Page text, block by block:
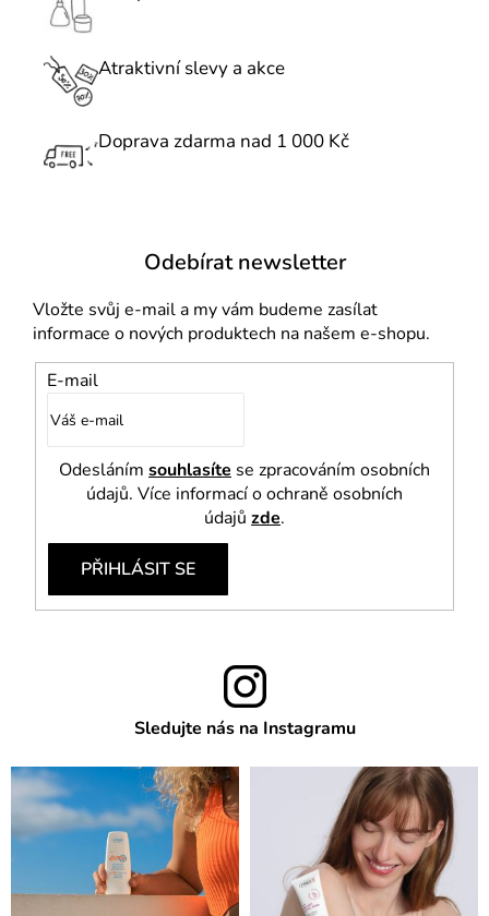
y
p
Atraktivní slevy a akce
Doprava zdarma nad 1 000 Kč
Odebírat newsletter
Vložte svůj e-mail a my vám budeme zasílat
informace o nových produktech na našem e-shopu.
E-mail
Odesláním souhlasíte se zpracováním osobních
údajů. Více informací o ochraně osobních
údajů zde.
PŘIHLÁSIT SE
Sledujte nás na Instagramu